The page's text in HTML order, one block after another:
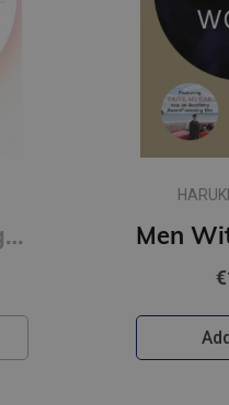
First Person Singular : mind-bending new collection of short stories